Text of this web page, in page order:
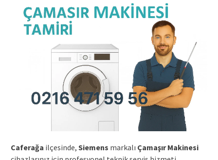
Caferağa ilçesinde, Siemens markalı Çamaşır Makinesi